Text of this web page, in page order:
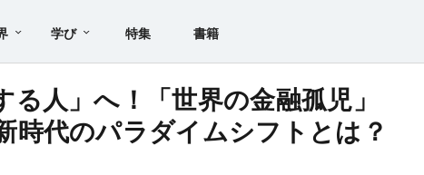
学び 特集 書籍
る人」へ！「世界の金融孤児」
時代のパラダイムシフトとは？